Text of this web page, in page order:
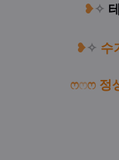
❥ ✧
❥ ✧ 수
ෆෆෆ 정